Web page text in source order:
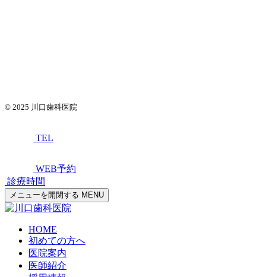
© 2025 川口歯科医院
TEL
WEB予約
診療時間
メニューを開閉する MENU
HOME
初めての方へ
医院案内
医師紹介